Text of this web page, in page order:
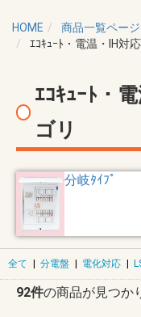
HOME 商品一覧ページ
ｴｺｷｭｰﾄ・電温・IH対応
ｴｺｷｭｰﾄ・
ゴリ
分岐ﾀｲﾌﾟ
全て | 分電盤 | 電化対応 |
92件の商品が見つか